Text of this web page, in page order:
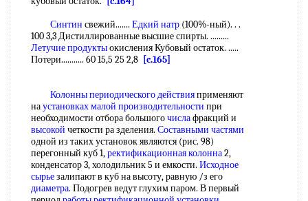
Синтин свежий....... Едкий натр (100%-ный). . .
100 3,3 Дистиллированные высшие спирты. .........
Летучие продуктыокисления Кубовый остаток. .....
Потери........... 60 15,5 25 2,8 [c.165]
Колонны периодического действияприменяют
наустановках малой производительности при
необходимости отбора большогочислафракций и
высокой четкости ра зделения. Составными частями
одной из таких установок являются (рис. 98)
перегонный куб 1,ректификационная колонна2,
конденсатор 3, холодильник 5 и емкости. Исходное
сырьезалипают в куб на высоту, равную /з его
диаметра. Подогрев ведут глухим паром. В первый